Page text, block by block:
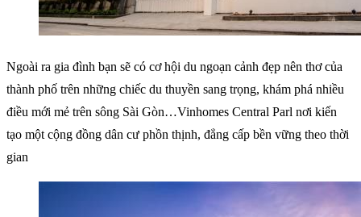
Ngoài ra gia đình bạn sẽ có cơ hội du ngoạn cảnh đẹp nên thơ của
thành phố trên những chiếc du thuyền sang trọng, khám phá nhiều
điều mới mẻ trên sông Sài Gòn…Vinhomes Central Parl nơi kiến
tạo một cộng đồng dân cư phồn thịnh, đẳng cấp bền vững theo thời
gian